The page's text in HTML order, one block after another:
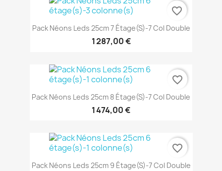
Pack Néons Leds 25cm 7 Étage(s)-7 Col Double
1 287,00 €
favorite_border
Pack Néons Leds 25cm 8 Étage(s)-7 Col Double
1 474,00 €
favorite_border
Pack Néons Leds 25cm 9 Étage(s)-7 Col Double
favorite_border